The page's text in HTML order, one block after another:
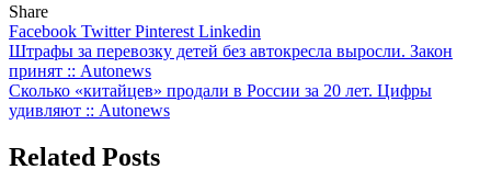
Share
Facebook TwitterPinterest Linkedin
Навигация
по
записям
Штрафы за перевозку детей без автокресла выросли. Закон
принят :: Autonews
Сколько «китайцев» продали в России за 20 лет. Цифры
удивляют :: Autonews
Related Posts